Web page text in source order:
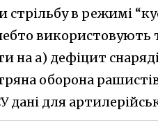
стрільбу в режимі
використовують
на а) дефіцит
оборона
дані для